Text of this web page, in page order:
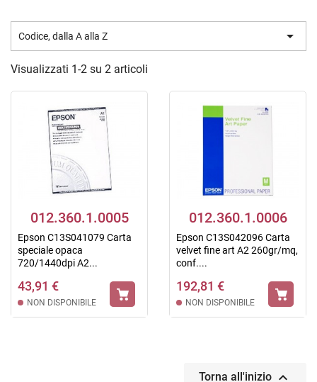
Codice, dalla A alla Z 
Visualizzati 1-2 su 2 articoli
012.360.1.0005
Epson C13S041079 Carta
speciale opaca
720/1440dpi A2...
43,91 €
NON DISPONIBILE
012.360.1.0006
Epson C13S042096 Carta
velvet fine art A2 260gr/mq,
conf....
192,81 €
NON DISPONIBILE
Torna all'inizio 